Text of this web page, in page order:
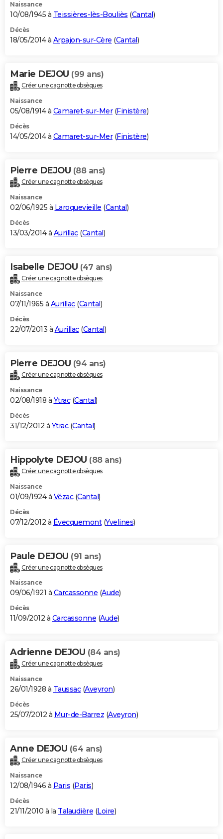
Naissance
10/08/1945 à Teissières-lès-Bouliès (Cantal)
Décès
18/05/2014 à Arpajon-sur-Cère (Cantal)
Marie DEJOU (99 ans)
Créer une cagnotte obsèques
Naissance
05/08/1914 à Camaret-sur-Mer(Finistère)
Décès
14/05/2014 à Camaret-sur-Mer(Finistère)
Pierre DEJOU (88 ans)
Créer une cagnotte obsèques
Naissance
02/06/1925 à Laroquevieille (Cantal)
Décès
13/03/2014 à Aurillac(Cantal)
Isabelle DEJOU (47 ans)
Créer une cagnotte obsèques
Naissance
07/11/1965 à Aurillac(Cantal)
Décès
22/07/2013 à Aurillac(Cantal)
Pierre DEJOU (94 ans)
Créer une cagnotte obsèques
Naissance
02/08/1918 à Ytrac(Cantal)
Décès
31/12/2012 à Ytrac(Cantal)
Hippolyte DEJOU (88 ans)
Créer une cagnotte obsèques
Naissance
01/09/1924 à Vézac(Cantal)
Décès
07/12/2012 à Évecquemont(Yvelines)
Paule DEJOU (91 ans)
Créer une cagnotte obsèques
Naissance
09/06/1921 à Carcassonne (Aude)
Décès
11/09/2012 à Carcassonne (Aude)
Adrienne DEJOU (84 ans)
Créer une cagnotte obsèques
Naissance
26/01/1928 à Taussac(Aveyron)
Décès
25/07/2012 à Mur-de-Barrez (Aveyron)
Anne DEJOU (64 ans)
Créer une cagnotte obsèques
Naissance
12/08/1946 à Paris (Paris)
Décès
21/11/2010 à la Talaudière (Loire)